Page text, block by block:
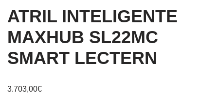
ATRIL INTELIGENTE
MAXHUB SL22MC
SMART LECTERN
3.703,00€